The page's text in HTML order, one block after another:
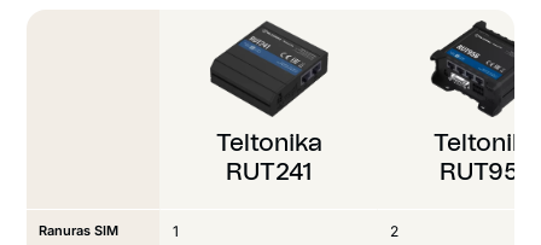
Teltonika
RUT241
Teltonika
RUT956
Ranuras SIM 1 2